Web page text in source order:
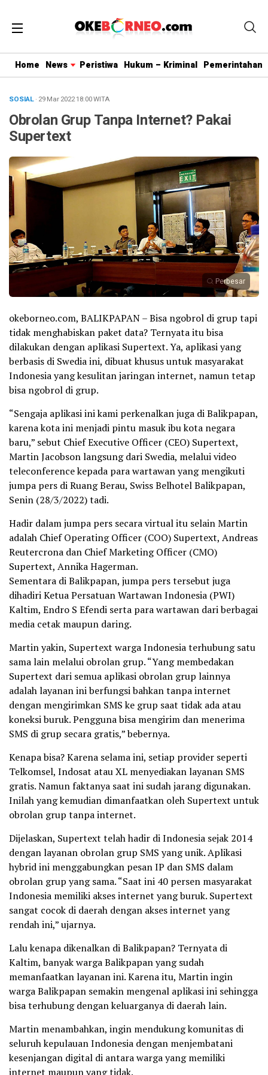
Home News Peristiwa Hukum – Kriminal Pemerintahan
SOSIAL· 29 Mar 202218:00WITA
Obrolan Grup Tanpa Internet? Pakai
Supertext
Perbesar
okeborneo.com, BALIKPAPAN – Bisa ngobrol di grup tapi
tidak menghabiskan paket data? Ternyata itu bisa
dilakukan dengan aplikasi Supertext. Ya, aplikasi yang
berbasis di Swedia ini, dibuat khusus untuk masyarakat
Indonesia yang kesulitan jaringan internet, namun tetap
bisa ngobrol di grup.
“Sengaja aplikasi ini kami perkenalkan juga di Balikpapan,
karena kota ini menjadi pintu masuk ibu kota negara
baru,” sebut Chief Executive Officer (CEO) Supertext,
Martin Jacobson langsung dari Swedia, melalui video
teleconference kepada para wartawan yang mengikuti
jumpa pers di Ruang Berau, Swiss Belhotel Balikpapan,
Senin (28/3/2022) tadi.
Hadir dalam jumpa pers secara virtual itu selain Martin
adalah Chief Operating Officer (COO) Supertext, Andreas
Reutercrona dan Chief Marketing Officer (CMO)
Supertext, Annika Hagerman.
Sementara di Balikpapan, jumpa pers tersebut juga
dihadiri Ketua Persatuan Wartawan Indonesia (PWI)
Kaltim, Endro S Efendi serta para wartawan dari berbagai
media cetak maupun daring.
Martin yakin, Supertext warga Indonesia terhubung satu
sama lain melalui obrolan grup. “Yang membedakan
Supertext dari semua aplikasi obrolan grup lainnya
adalah layanan ini berfungsi bahkan tanpa internet
dengan mengirimkan SMS ke grup saat tidak ada atau
koneksi buruk. Pengguna bisa mengirim dan menerima
SMS di grup secara gratis,” bebernya.
Kenapa bisa? Karena selama ini, setiap provider seperti
Telkomsel, Indosat atau XL menyediakan layanan SMS
gratis. Namun faktanya saat ini sudah jarang digunakan.
Inilah yang kemudian dimanfaatkan oleh Supertext untuk
obrolan grup tanpa internet.
Dijelaskan, Supertext telah hadir di Indonesia sejak 2014
dengan layanan obrolan grup SMS yang unik. Aplikasi
hybrid ini menggabungkan pesan IP dan SMS dalam
obrolan grup yang sama. “Saat ini 40 persen masyarakat
Indonesia memiliki akses internet yang buruk. Supertext
sangat cocok di daerah dengan akses internet yang
rendah ini,” ujarnya.
Lalu kenapa dikenalkan di Balikpapan? Ternyata di
Kaltim, banyak warga Balikpapan yang sudah
memanfaatkan layanan ini. Karena itu, Martin ingin
warga Balikpapan semakin mengenal aplikasi ini sehingga
bisa terhubung dengan keluarganya di daerah lain.
Martin menambahkan, ingin mendukung komunitas di
seluruh kepulauan Indonesia dengan menjembatani
kesenjangan digital di antara warga yang memiliki
internet maupun yang tidak.